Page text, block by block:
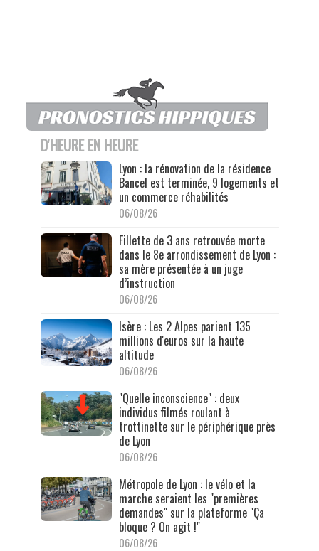
D'HEURE EN HEURE
Lyon : la rénovation de la résidence
Bancel est terminée, 9 logements et
un commerce réhabilités
06/08/26
Fillette de 3 ans retrouvée morte
dans le 8e arrondissement de Lyon :
sa mère présentée à un juge
d’instruction
06/08/26
Isère : Les 2 Alpes parient 135
millions d'euros sur la haute
altitude
06/08/26
"Quelle inconscience" : deux
individus filmés roulant à
trottinette sur le périphérique près
de Lyon
06/08/26
Métropole de Lyon : le vélo et la
marche seraient les "premières
demandes" sur la plateforme "Ça
bloque ? On agit !"
06/08/26